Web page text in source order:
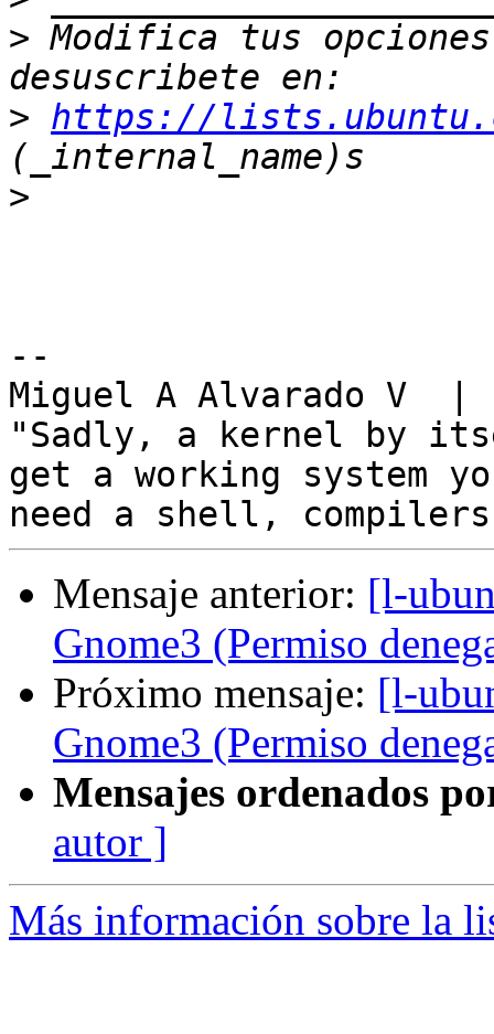
> Modifica tus
> https://
>
--
Miguel A Alvarado V  |
"Sadly, a kernel by
get a working system
Mensaje anterior: [l-
Gnome3 (Permiso
Próximo mensaje: [l-
Gnome3 (Permiso
Mensajes ordenados
autor ]
Más información sobre la